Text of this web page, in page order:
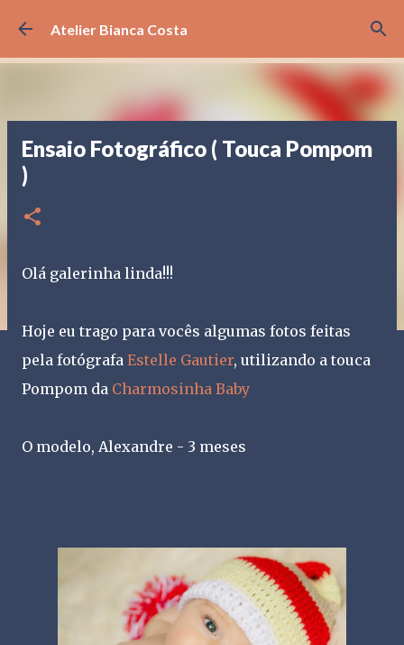
Pular para o conteúdo principal
Atelier Bianca Costa
Ensaio Fotográfico ( Touca Pompom
)
Olá galerinha linda!!!
Hoje eu trago para vocês algumas fotos feitas
pela fotógrafa Estelle Gautier, utilizando a touca
Pompom da Charmosinha Baby
O modelo, Alexandre - 3 meses